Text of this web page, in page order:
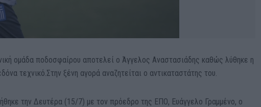
ομάδα ποδοσφαίρου αποτελεί ο Άγγελος Αναστασιάδης καθώς λύθηκε η
τεχνικό.Στην ξένη αγορά αναζητείται ο αντικαταστάτης του.
την Δευτέρα (15/7) με τον πρόεδρο της ΕΠΟ, Ευάγγελο Γραμμένο, ο